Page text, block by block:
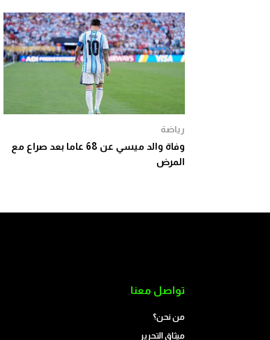
رياضة
وفاة والد ميسي عن 68 عاما بعد صراع مع
المرض
تواصل معنا
من نحن؟
ميثاق التحرير